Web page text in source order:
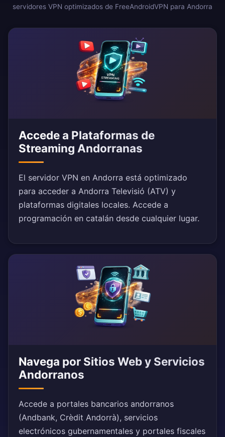
servidores VPN optimizados de FreeAndroidVPN para Andorra
Accede a Plataformas de
Streaming Andorranas
El servidor VPN en Andorra está optimizado
para acceder a Andorra Televisió (ATV) y
plataformas digitales locales. Accede a
programación en catalán desde cualquier lugar.
Navega por Sitios Web y Servicios
Andorranos
Accede a portales bancarios andorranos
(Andbank, Crèdit Andorrà), servicios
electrónicos gubernamentales y portales fiscales